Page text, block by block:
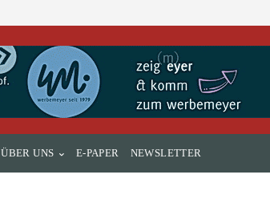
ÜBER UNS E-PAPER NEWSLETTER